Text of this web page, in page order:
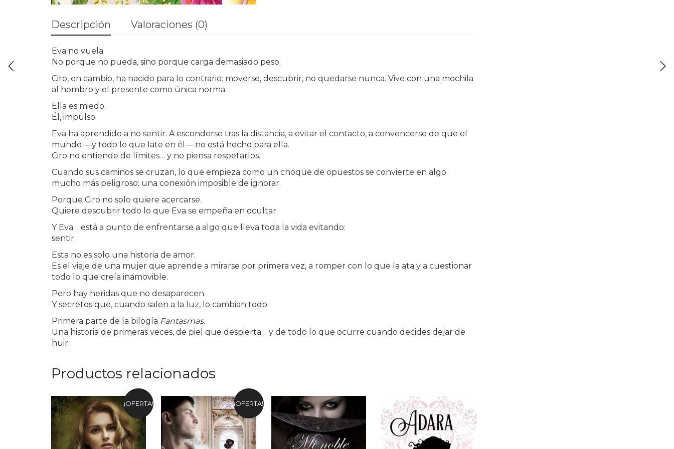
Descripción Valoraciones (0)
Eva no vuela.
No porque no pueda, sino porque carga demasiado peso.
Ciro, en cambio, ha nacido para lo contrario: moverse, descubrir, no quedarse nunca. Vive con una mochila
al hombro y el presente como única norma.
Ella es miedo.
Él, impulso.
Eva ha aprendido a no sentir. A esconderse tras la distancia, a evitar el contacto, a convencerse de que el
mundo —y todo lo que late en él— no está hecho para ella.
Ciro no entiende de límites… y no piensa respetarlos.
Cuando sus caminos se cruzan, lo que empieza como un choque de opuestos se convierte en algo
mucho más peligroso: una conexión imposible de ignorar.
Porque Ciro no solo quiere acercarse.
Quiere descubrir todo lo que Eva se empeña en ocultar.
Y Eva… está a punto de enfrentarse a algo que lleva toda la vida evitando:
sentir.
Esta no es solo una historia de amor.
Es el viaje de una mujer que aprende a mirarse por primera vez, a romper con lo que la ata y a cuestionar
todo lo que creía inamovible.
Pero hay heridas que no desaparecen.
Y secretos que, cuando salen a la luz, lo cambian todo.
Primera parte de la bilogía Fantasmas.
Una historia de primeras veces, de piel que despierta… y de todo lo que ocurre cuando decides dejar de
huir.
Productos relacionados
¡OFERTA! ¡OFERTA!